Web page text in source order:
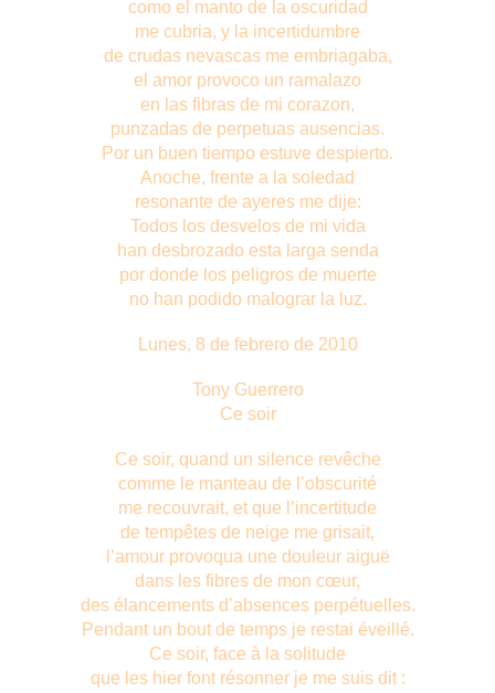
como el manto de la oscuridad
me cubria, y la incertidumbre
de crudas nevascas me embriagaba,
el amor provoco un ramalazo
en las fibras de mi corazon,
punzadas de perpetuas ausencias.
Por un buen tiempo estuve despierto.
Anoche, frente a la soledad
resonante de ayeres me dije:
Todos los desvelos de mi vida
han desbrozado esta larga senda
por donde los peligros de muerte
no han podido malograr la luz.
Lunes, 8 de febrero de 2010
Tony Guerrero
Ce soir
Ce soir, quand un silence revêche
comme le manteau de l’obscurité
me recouvrait, et que l’incertitude
de tempêtes de neige me grisait,
l’amour provoqua une douleur aiguë
dans les fibres de mon cœur,
des élancements d’absences perpétuelles.
Pendant un bout de temps je restai éveillé.
Ce soir, face à la solitude
que les hier font résonner je me suis dit :